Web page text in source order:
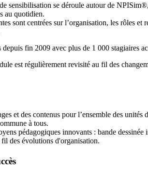
sensibilisation se déroule autour de
au quotidien.
sont centrées sur l’organisation, les rôles
depuis fin 2009 avec plus de 1 000 stagiaires
est régulièrement revisité au fil des
et des contenus pour l’ensemble des unités
à tous.
pédagogiques innovants : bande
des évolutions d'organisation.